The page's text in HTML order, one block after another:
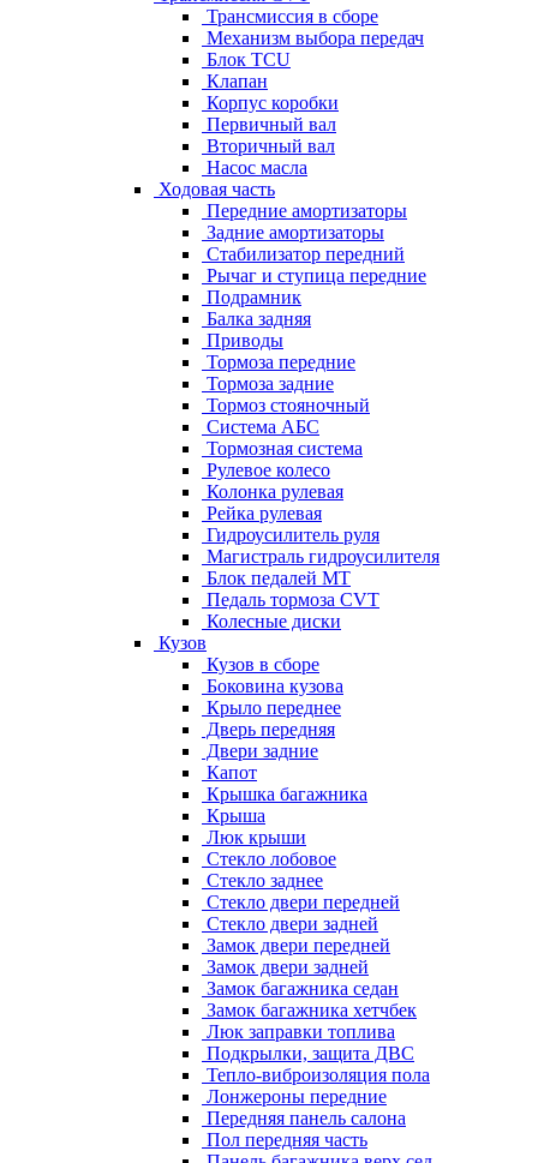
Трансмиссия в сборе
Механизм выбора передач
Блок TCU
Клапан
Корпус коробки
Первичный вал
Вторичный вал
Насос масла
Ходовая часть
Передние амортизаторы
Задние амортизаторы
Стабилизатор передний
Рычаг и ступица передние
Подрамник
Балка задняя
Приводы
Тормоза передние
Тормоза задние
Тормоз стояночный
Система АБС
Тормозная система
Рулевое колесо
Колонка рулевая
Рейка рулевая
Гидроусилитель руля
Магистраль гидроусилителя
Блок педалей МТ
Педаль тормоза CVT
Колесные диски
Кузов
Кузов в сборе
Боковина кузова
Крыло переднее
Дверь передняя
Двери задние
Капот
Крышка багажника
Крыша
Люк крыши
Стекло лобовое
Стекло заднее
Стекло двери передней
Стекло двери задней
Замок двери передней
Замок двери задней
Замок багажника седан
Замок багажника хетчбек
Люк заправки топлива
Подкрылки, защита ДВС
Тепло-виброизоляция пола
Лонжероны передние
Передняя панель салона
Пол передняя часть